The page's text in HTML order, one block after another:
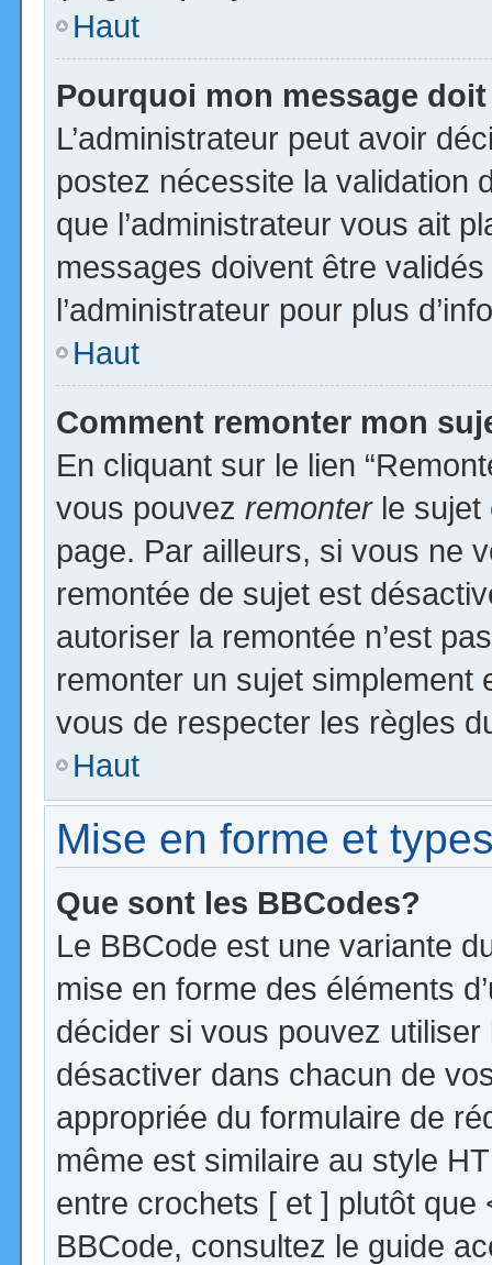
Haut
Pourquoi mon message
L’administrateur peut avoir
postez nécessite la validation
que l’administrateur vous ait
messages doivent être
l’administrateur pour plus
Haut
Comment remonter mon
En cliquant sur le lien
vous pouvez remonterle sujet
page. Par ailleurs, si vous ne
remontée de sujet est
autoriser la remontée n’est
remonter un sujet
vous de respecter les règles
Haut
Mise en forme et
Que sont les BBCodes?
Le BBCode est une variante
mise en forme des éléments
décider si vous pouvez
désactiver dans chacun de
appropriée du formulaire de
même est similaire au style
entre crochets [ et ] plutôt que
BBCode, consultez le guide